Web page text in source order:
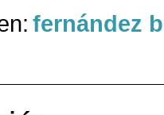
fernández